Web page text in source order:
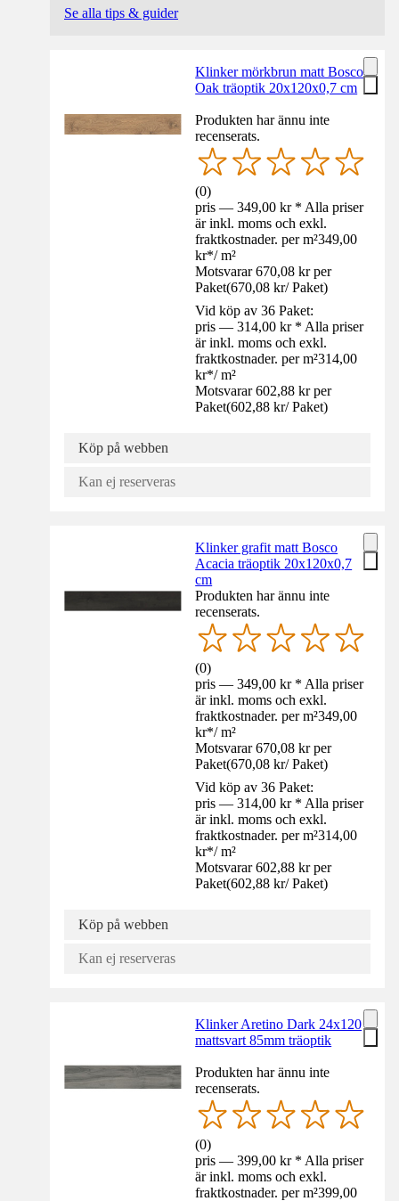
Se alla tips & guider
Klinker mörkbrun matt Bosco
Oak träoptik 20x120x0,7 cm
Produkten har ännu inte
recenserats.
(0)
pris — 349,00 kr * Alla priser
är inkl. moms och exkl.
fraktkostnader. per m²349,00
kr*/ m²
Motsvarar 670,08 kr per
Paket(670,08 kr/ Paket)
Vid köp av 36 Paket:
pris — 314,00 kr * Alla priser
är inkl. moms och exkl.
fraktkostnader. per m²314,00
kr*/ m²
Motsvarar 602,88 kr per
Paket(602,88 kr/ Paket)
Köp på webben
Kan ej reserveras
Klinker grafit matt Bosco
Acacia träoptik 20x120x0,7
cm
Produkten har ännu inte
recenserats.
(0)
pris — 349,00 kr * Alla priser
är inkl. moms och exkl.
fraktkostnader. per m²349,00
kr*/ m²
Motsvarar 670,08 kr per
Paket(670,08 kr/ Paket)
Vid köp av 36 Paket:
pris — 314,00 kr * Alla priser
är inkl. moms och exkl.
fraktkostnader. per m²314,00
kr*/ m²
Motsvarar 602,88 kr per
Paket(602,88 kr/ Paket)
Köp på webben
Kan ej reserveras
Klinker Aretino Dark 24x120
mattsvart 85mm träoptik
Produkten har ännu inte
recenserats.
(0)
pris — 399,00 kr * Alla priser
är inkl. moms och exkl.
fraktkostnader. per m²399,00